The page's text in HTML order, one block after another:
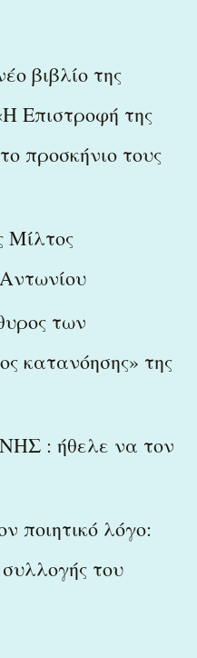
βιβλίο της
Επιστροφή της
προσκήνιο τους
Μίλτος
των
κατανόησης» της
: ήθελε να τον
ποιητικό λόγο:
του